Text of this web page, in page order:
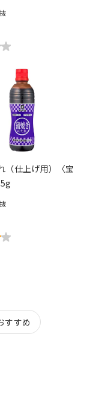
（仕上げ用）〈宝
すすめ